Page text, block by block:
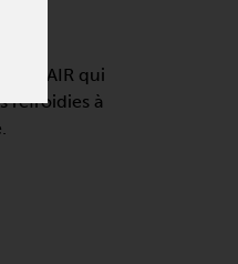
qui
refroidies à